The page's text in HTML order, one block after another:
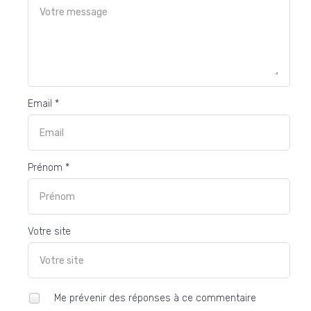
Email *
Prénom *
Votre site
Me prévenir des réponses à ce commentaire